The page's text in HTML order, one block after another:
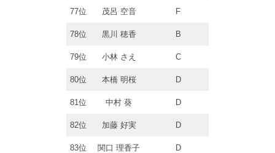
77位 茂呂 空音 F
78位 黒川 穂香 B
79位 小林 さえ C
80位 本橋 明桜 D
81位 中村 葵 D
82位 加藤 好実 D
83位 関口 理香子 D